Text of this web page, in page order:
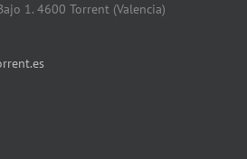
1. 4600 Torrent (Valencia)